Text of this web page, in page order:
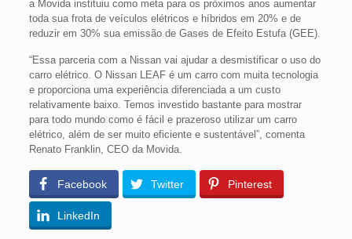
a Movida instituiu como meta para os próximos anos aumentar
toda sua frota de veículos elétricos e híbridos em 20% e de
reduzir em 30% sua emissão de Gases de Efeito Estufa (GEE).
“Essa parceria com a Nissan vai ajudar a desmistificar o uso do
carro elétrico. O Nissan LEAF é um carro com muita tecnologia
e proporciona uma experiência diferenciada a um custo
relativamente baixo. Temos investido bastante para mostrar
para todo mundo como é fácil e prazeroso utilizar um carro
elétrico, além de ser muito eficiente e sustentável”, comenta
Renato Franklin, CEO da Movida.
Facebook Twitter Pinterest
LinkedIn